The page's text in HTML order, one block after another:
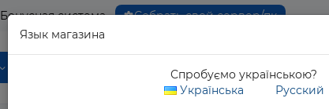
Бонусная система Собрать свой сервер/пк
Язык магазина
Спробуємо українською?
Українська
Русский